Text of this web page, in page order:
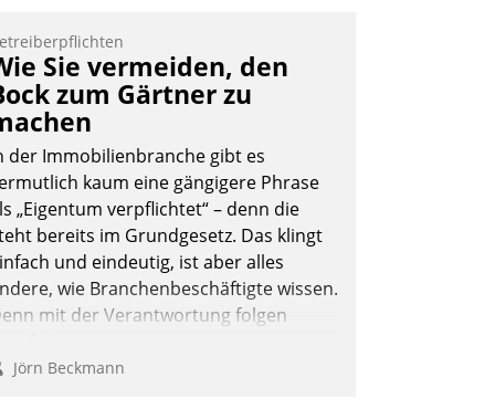
und Datatrain kooperieren –
profitieren: Die
Integration der Lösungen von
und Datatrain ermöglicht
ausgelöste, zielgerichtete
– eine starke
für intelligente, datengestützte
Sie vermeiden, den
zum Gärtner zu
der Immobilienbranche gibt es
kaum eine gängigere Phrase
„Eigentum verpflichtet“ – denn die
bereits im Grundgesetz. Das klingt
und eindeutig, ist aber alles
wie Branchenbeschäftigte wissen.
mit der Verantwortung folgen
Jörn Beckmann